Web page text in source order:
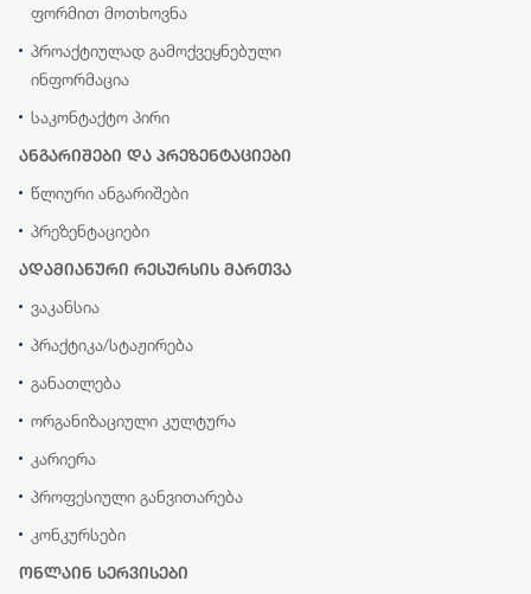
ფორმით მოთხოვნა
პროაქტიულად გამოქვეყნებული
ინფორმაცია
საკონტაქტო პირი
ანგარიშები და პრეზენტაციები
წლიური ანგარიშები
პრეზენტაციები
ადამიანური რესურსის მართვა
ვაკანსია
პრაქტიკა/სტაჟირება
განათლება
ორგანიზაციული კულტურა
კარიერა
პროფესიული განვითარება
კონკურსები
ონლაინ სერვისები